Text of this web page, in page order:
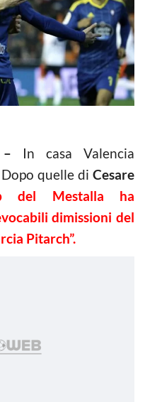
–
In casa Valencia
quelle di Cesare
del Mestalla ha
dimissioni del
Pitarch”.